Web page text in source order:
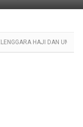
HAJI DAN UMROH